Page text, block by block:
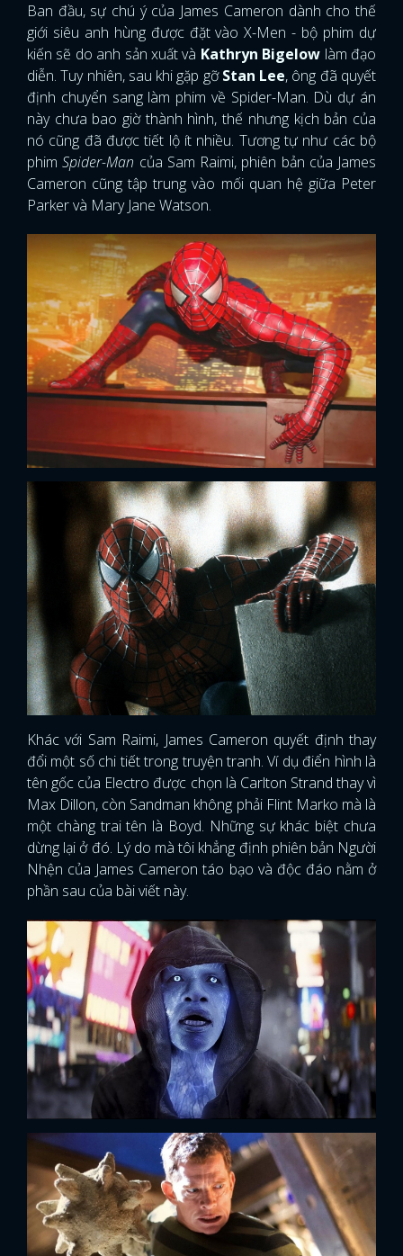
Ban đầu, sự chú ý của James Cameron dành cho thế
giới siêu anh hùng được đặt vào X-Men - bộ phim dự
kiến sẽ do anh sản xuất và Kathryn Bigelow làm đạo
diễn. Tuy nhiên, sau khi gặp gỡStan Lee, ông đã quyết
định chuyển sang làm phim về Spider-Man. Dù dự án
này chưa bao giờ thành hình, thế nhưng kịch bản của
nó cũng đã được tiết lộ ít nhiều. Tương tự như các bộ
phimSpider-Man của Sam Raimi, phiên bản của James
Cameron cũng tập trung vào mối quan hệ giữa Peter
Parker và Mary Jane Watson.
Khác với Sam Raimi, James Cameron quyết định thay
đổi một số chi tiết trong truyện tranh. Ví dụ điển hình là
tên gốc của Electro được chọn là Carlton Strand thay vì
Max Dillon, còn Sandman không phải Flint Marko mà là
một chàng trai tên là Boyd. Những sự khác biệt chưa
dừng lại ở đó. Lý do mà tôi khẳng định phiên bản Người
Nhện của James Cameron táo bạo và độc đáo nằm ở
phần sau của bài viết này.